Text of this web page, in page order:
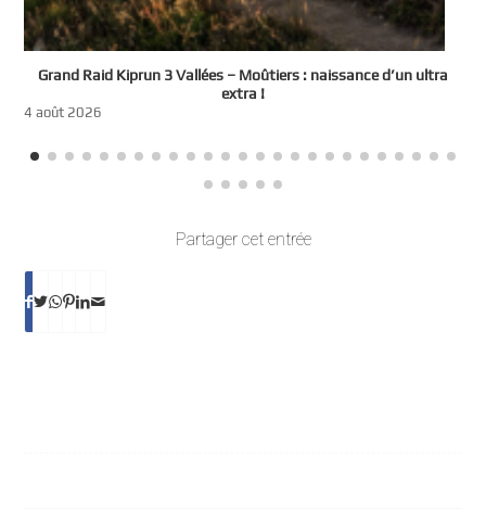
Grand Raid Kiprun 3 Vallées – Moûtiers : naissance d’un ultra
extra !
4 août 2026
Partager cet entrée